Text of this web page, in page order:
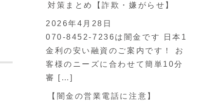
対策まとめ【詐欺・嫌がらせ】
2026年4月28日
070-8452-7236は闇金です 日本1
金利の安い融資のご案内です！ お
客様のニーズに合わせて簡単10分
審 […]
【闇金の営業電話に注意】